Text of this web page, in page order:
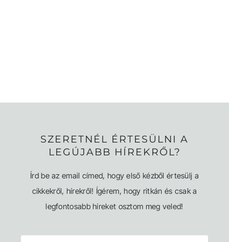
SZERETNÉL ÉRTESÜLNI A
LEGÚJABB HÍREKRŐL?
Írd be az email címed, hogy első kézből értesülj a
cikkekről, hírekről! Ígérem, hogy ritkán és csak a
legfontosabb híreket osztom meg veled!